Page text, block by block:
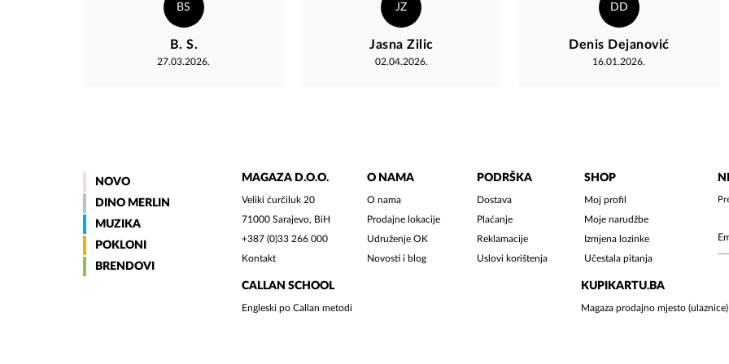
sigurno svakoga ostaviti bez
teksta i sa osmijehom na licu...
BS
B. S.
27.03.2026.
JZ
Jasna Zilic
02.04.2026.
DD
Denis Dejanović
16.01.2026.
NOVO
DINO MERLIN
MUZIKA
POKLONI
BRENDOVI
MAGAZA D.O.O.
Veliki ćurčiluk 20
71000 Sarajevo, BiH
+387 (0)33 266 000
Kontakt
O NAMA
O nama
Prodajne lokacije
Udruženje OK
Novosti i blog
PODRŠKA
Dostava
Plaćanje
Reklamacije
Uslovi korištenja
SHOP
Moj profil
Moje narudžbe
Izmjena lozinke
Učestala pitanja
CALLAN SCHOOL
Engleski po Callan metodi
KUPIKARTU.BA
Magaza prodajno mjesto (ulaznice)